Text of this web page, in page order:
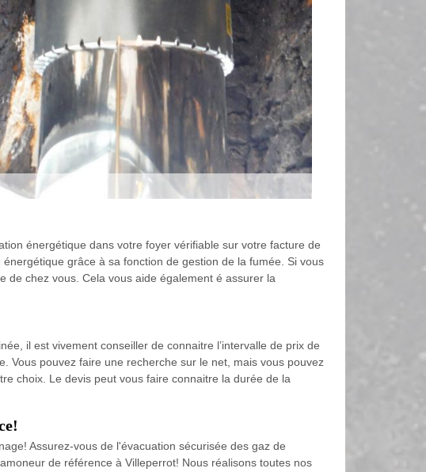
énergétique dans votre foyer vérifiable sur votre facture de
grâce à sa fonction de gestion de la fumée. Si vous
de chez vous. Cela vous aide également é assurer la
il est vivement conseiller de connaitre l’intervalle de prix de
Vous pouvez faire une recherche sur le net, mais vous pouvez
choix. Le devis peut vous faire connaitre la durée de la
Assurez-vous de l'évacuation sécurisée des gaz de
de référence à Villeperrot! Nous réalisons toutes nos